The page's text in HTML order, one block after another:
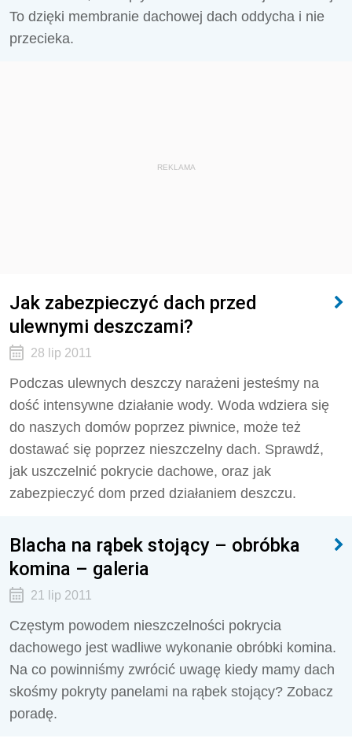
To dzięki membranie dachowej dach oddycha i nie
przecieka.
REKLAMA
Jak zabezpieczyć dach przed
ulewnymi deszczami?
28 lip 2011
Podczas ulewnych deszczy narażeni jesteśmy na
dość intensywne działanie wody. Woda wdziera się
do naszych domów poprzez piwnice, może też
dostawać się poprzez nieszczelny dach. Sprawdź,
jak uszczelnić pokrycie dachowe, oraz jak
zabezpieczyć dom przed działaniem deszczu.
Blacha na rąbek stojący – obróbka
komina – galeria
21 lip 2011
Częstym powodem nieszczelności pokrycia
dachowego jest wadliwe wykonanie obróbki komina.
Na co powinniśmy zwrócić uwagę kiedy mamy dach
skośmy pokryty panelami na rąbek stojący? Zobacz
poradę.